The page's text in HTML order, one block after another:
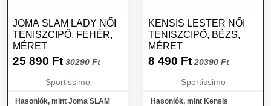
JOMA SLAM LADY NŐI
TENISZCIPŐ, FEHÉR,
MÉRET
25 890 Ft 30290 Ft
Sportissimo
Hasonlók, mint Joma SLAM
KENSIS LESTER NŐI
TENISZCIPŐ, BÉZS,
MÉRET
8 490 Ft 20390 Ft
Sportissimo
Hasonlók, mint Kensis